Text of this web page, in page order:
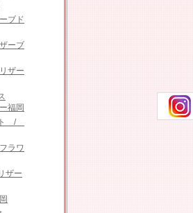
ブド
ーブ
ザー
福岡
ト /
ラワ
ザー